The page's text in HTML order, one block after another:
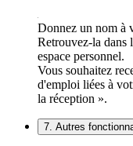
Donnez un nom à
Retrouvez-la dans
espace personnel.
Vous souhaitez
d'emploi liées à
la réception ».
7. Autres